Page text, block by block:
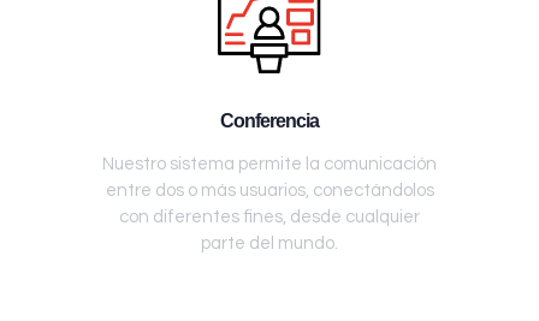
Conferencia
Nuestro sistema permite la comunicación
entre dos o más usuarios, conectándolos
con diferentes fines, desde cualquier
parte del mundo.